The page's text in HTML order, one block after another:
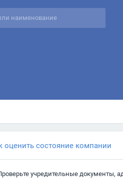
оценить состояние компании
учредительные документы,